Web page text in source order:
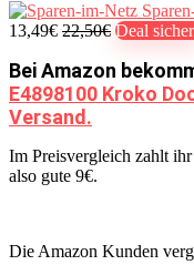
13,49€ 22,50€ Deal
Bei Amazon
E4898100 Kroko
Versand.
Im Preisvergleich zahlt
also gute 9€.
Die Amazon Kunden